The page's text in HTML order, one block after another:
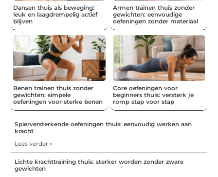
Dansen thuis als beweging:
leuk en laagdrempelig actief
blijven
Armen trainen thuis zonder
gewichten: eenvoudige
oefeningen zonder materiaal
Benen trainen thuis zonder
gewichten: simpele
oefeningen voor sterke benen
Core oefeningen voor
beginners thuis: versterk je
romp stap voor stap
Spierversterkende oefeningen thuis: eenvoudig werken aan
kracht
Lees verder »
Lichte krachttraining thuis: sterker worden zonder zware
gewichten